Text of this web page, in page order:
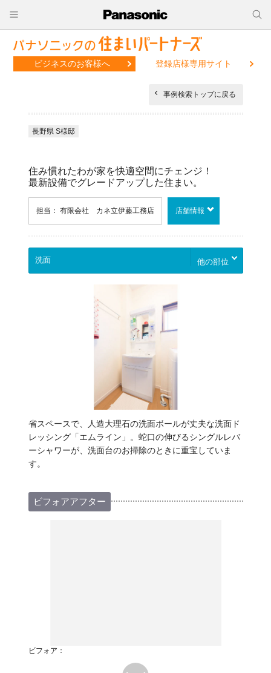
ビジネスのお客様へ 登録店様専用サイト
事例検索トップに戻る
長野県 S様邸
住み慣れたわが家を快適空間にチェンジ！
最新設備でグレードアップした住まい。
担当： 有限会社 カネ立伊藤工務店 店舗情報
他の部位
省スペースで、人造大理石の洗面ボールが丈夫な洗面ド
レッシング「エムライン」。蛇口の伸びるシングルレバ
ーシャワーが、洗面台のお掃除のときに重宝していま
す。
ビフォアアフター
ビフォア：